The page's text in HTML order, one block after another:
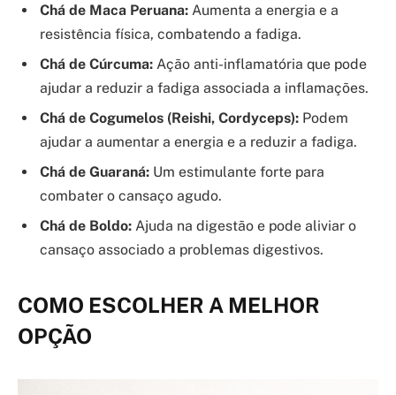
Chá de Maca Peruana: Aumenta a energia e a
resistência física, combatendo a fadiga.
Chá de Cúrcuma: Ação anti-inflamatória que pode
ajudar a reduzir a fadiga associada a inflamações.
Chá de Cogumelos (Reishi, Cordyceps): Podem
ajudar a aumentar a energia e a reduzir a fadiga.
Chá de Guaraná: Um estimulante forte para
combater o cansaço agudo.
Chá de Boldo: Ajuda na digestão e pode aliviar o
cansaço associado a problemas digestivos.
COMO ESCOLHER A MELHOR
OPÇÃO